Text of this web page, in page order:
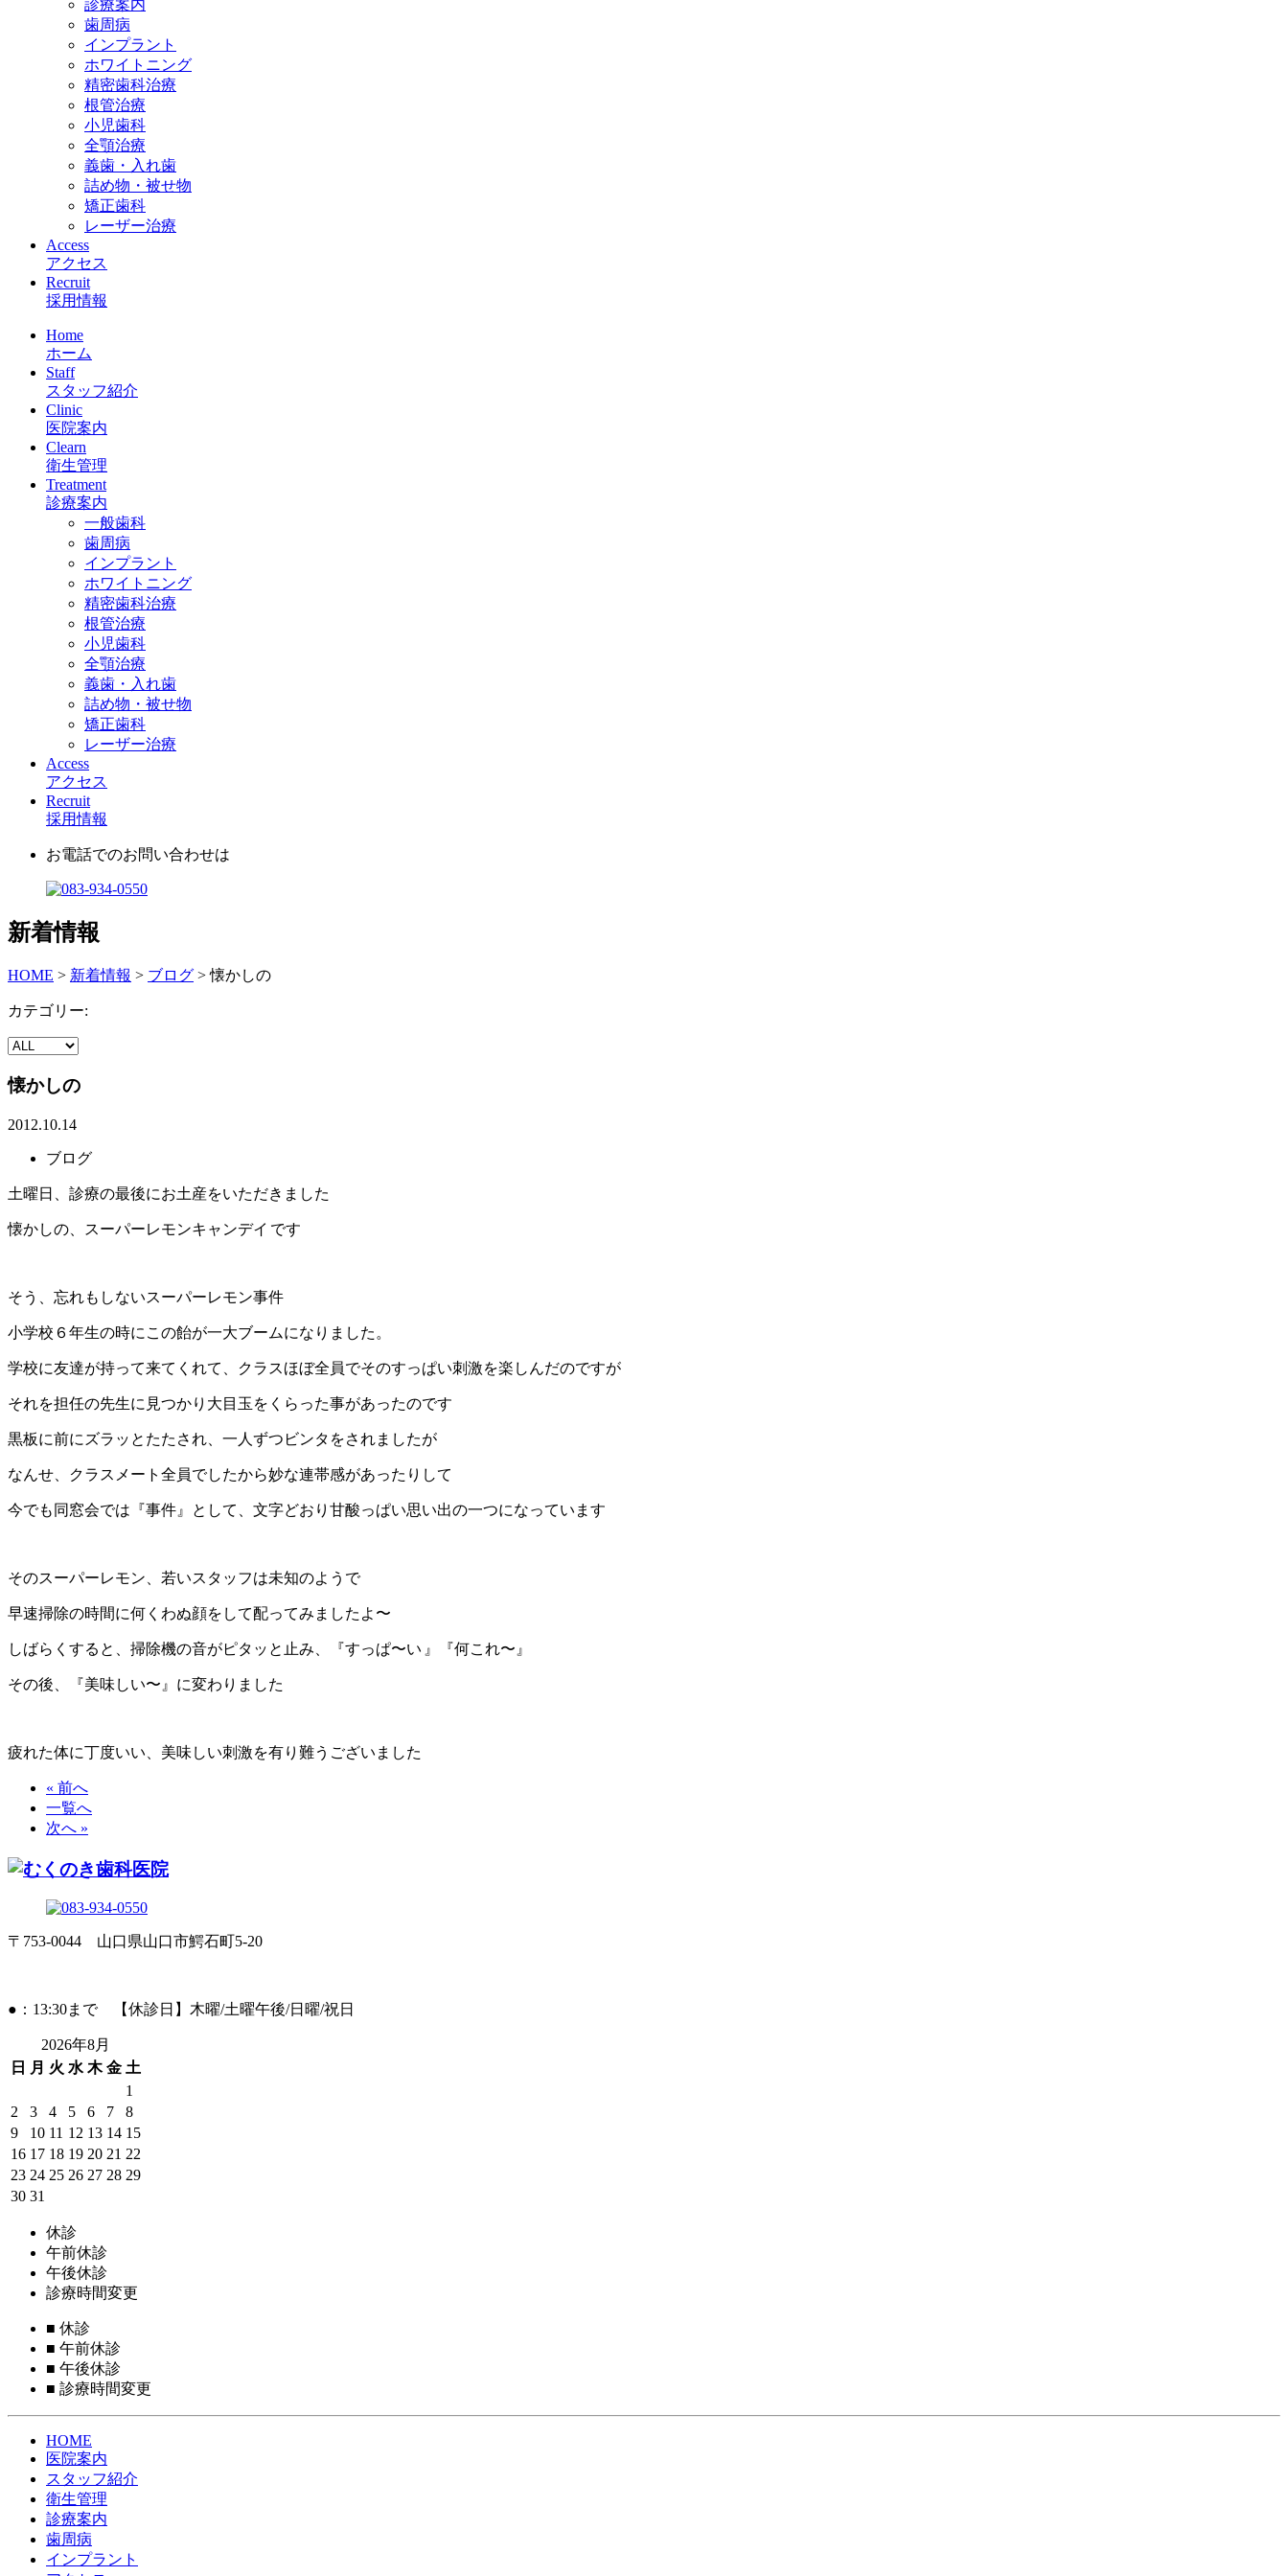
診療案内
歯周病
インプラント
ホワイトニング
精密歯科治療
根管治療
小児歯科
全顎治療
義歯・入れ歯
詰め物・被せ物
矯正歯科
レーザー治療
Access
アクセス
Recruit
採用情報
Home
ホーム
Staff
スタッフ紹介
Clinic
医院案内
Clearn
衛生管理
Treatment
診療案内
一般歯科
歯周病
インプラント
ホワイトニング
精密歯科治療
根管治療
小児歯科
全顎治療
義歯・入れ歯
詰め物・被せ物
矯正歯科
レーザー治療
Access
アクセス
Recruit
採用情報
お電話でのお問い合わせは
新着情報
HOME > 新着情報 > ブログ >懐かしの
カテゴリー:
懐かしの
2012.10.14
ブログ
土曜日、診療の最後にお土産をいただきました
懐かしの、スーパーレモンキャンデイ です
そう、忘れもしないスーパーレモン事件
小学校６年生の時にこの飴が一大ブームになりました。
学校に友達が持って来てくれて、クラスほぼ全員でそのすっぱい刺激を楽しんだのですが
それを担任の先生に見つかり大目玉をくらった事があったのです
黒板に前にズラッとたたされ、一人ずつビンタをされましたが
なんせ、クラスメート全員でしたから妙な連帯感があったりして
今でも同窓会では『事件』として、文字どおり甘酸っぱい思い出の一つになっています
そのスーパーレモン、若いスタッフは未知のようで
早速掃除の時間に何くわぬ顔をして配ってみましたよ〜
しばらくすると、掃除機の音がピタッと止み、『すっぱ〜い 』『何これ〜』
その後、『美味しい〜』に変わりました
疲れた体に丁度いい、美味しい刺激を有り難うございました
« 前へ
一覧へ
次へ »
〒753-0044 山口県山口市鰐石町5-20
●：13:30まで 【休診日】木曜/土曜午後/日曜/祝日
2026年8月
日
月 火 水 木 金 土
1
2
3 4 5 6 7
8
9
10 11 12 13 14 15
16 17 18 19 20 21 22
23 24 25 26 27 28 29
30 31
休診
午前休診
午後休診
診療時間変更
■ 休診
■ 午前休診
■ 午後休診
■ 診療時間変更
HOME
医院案内
スタッフ紹介
衛生管理
診療案内
歯周病
インプラント